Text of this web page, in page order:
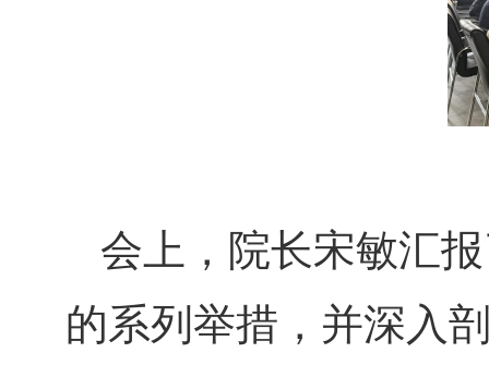
会上，院长宋敏汇
的系列举措，并深入